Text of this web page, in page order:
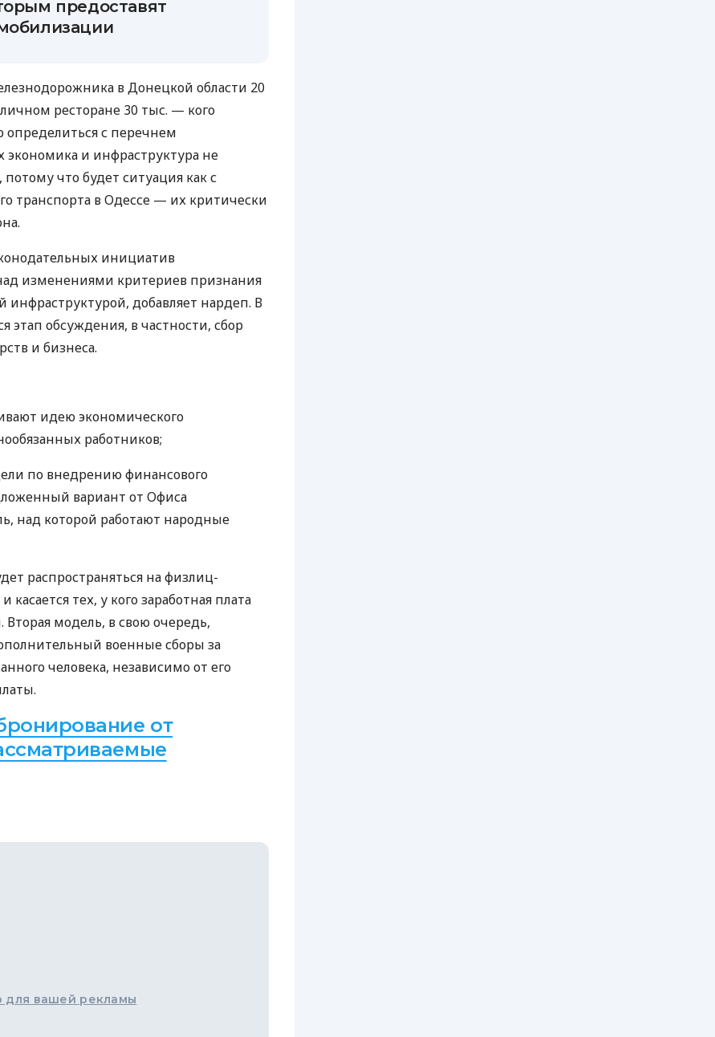
предоставят
в Донецкой области 20
ресторане 30 тыс. — кого
определиться с перечнем
экономика и инфраструктура не
что будет ситуация как с
транспорта в Одессе — их критически
инициатив
изменениями критериев признания
добавляет нардеп. В
этап обсуждения, в частности, сбор
и бизнеса.
идею экономического
работников;
по внедрению финансового
вариант от Офиса
над которой работают народные
распространяться на физлиц-
тех, у кого заработная плата
модель, в свою очередь,
военные сборы за
человека, независимо от его
от
для вашей рекламы